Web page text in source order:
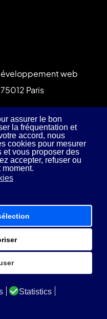
assurer le bon
la fréquentation et
accord, nous
cookies pour mesurer
et vous proposer des
accepter, refuser ou
Statistics
web
Paris